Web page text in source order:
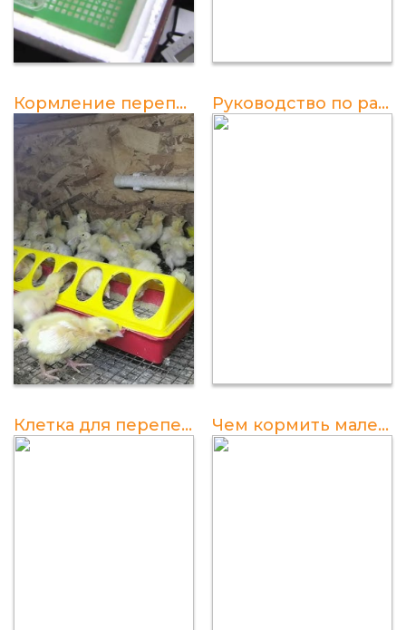
Кормление перепелов в первые дни жизни Руководство по разведению перепелов в домашних условиях
Клетка для перепелов своими руками: видеоинструкция Чем кормить маленьких перепелов в домашних условиях?